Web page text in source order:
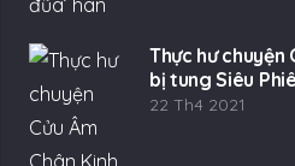
Thực hư chuyện
bị tung Siêu
22 Th4 2021